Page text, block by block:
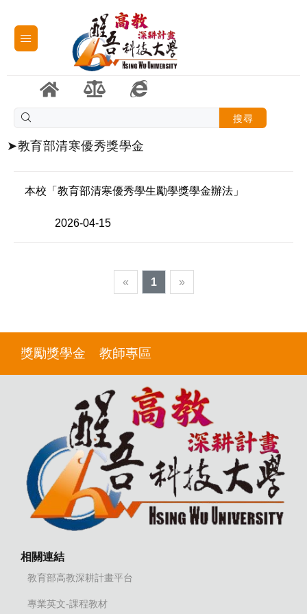
搜尋
➤教育部清寒優秀獎學金
本校「教育部清寒優秀學生勵學獎學金辦法」
2026-04-15
« 1 »
獎勵獎學金 教師專區
相關連結
教育部高教深耕計畫平台
專業英文-課程教材